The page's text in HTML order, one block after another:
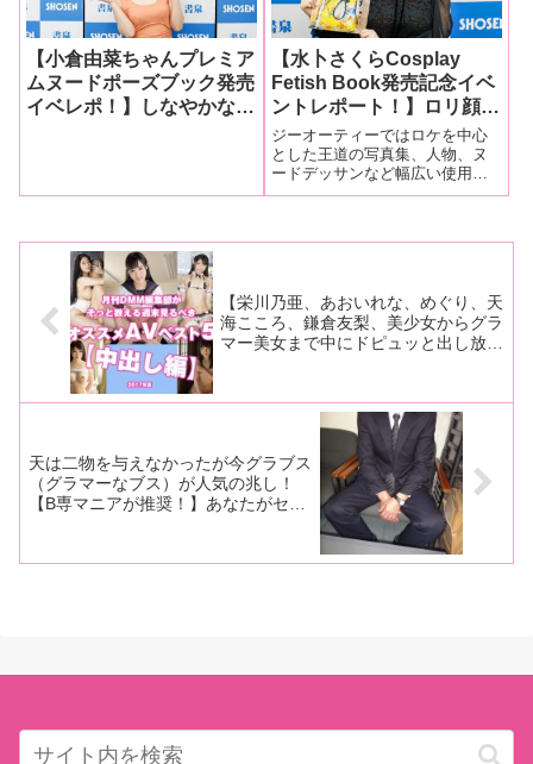
【小倉由菜ちゃんプレミア
ムヌードポーズブック発売
イベレポ！】しなやかな曲
のヌードポーズ集を発売！
【水卜さくらCosplay
Fetish Book発売記念イベ
ントレポート！】ロリ顔＋
美爆乳の最強コンボが炸
裂！ 完璧ボディを多彩な
コスチュームで魅せた決定
版写真集が発売！
ジーオーティーではロケを中心
とした王道の写真集、人物、ヌ
ードデッサンなど幅広い使用用
途があるプレミアムヌードポー
【栄川乃亜、あおいれな、めぐり、天
海こころ、鎌倉友梨、美少女からグラ
マー美女まで中にドピュッと出し放
5【中出し編 2017年夏版】
天は二物を与えなかったが今グラブス
（グラマーなブス）が人気の兆し！
【B専マニアが推奨！】あなたがセフ